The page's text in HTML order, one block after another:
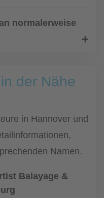
normalerweise
der Nähe
in Hannover und
Namen.
Balayage &